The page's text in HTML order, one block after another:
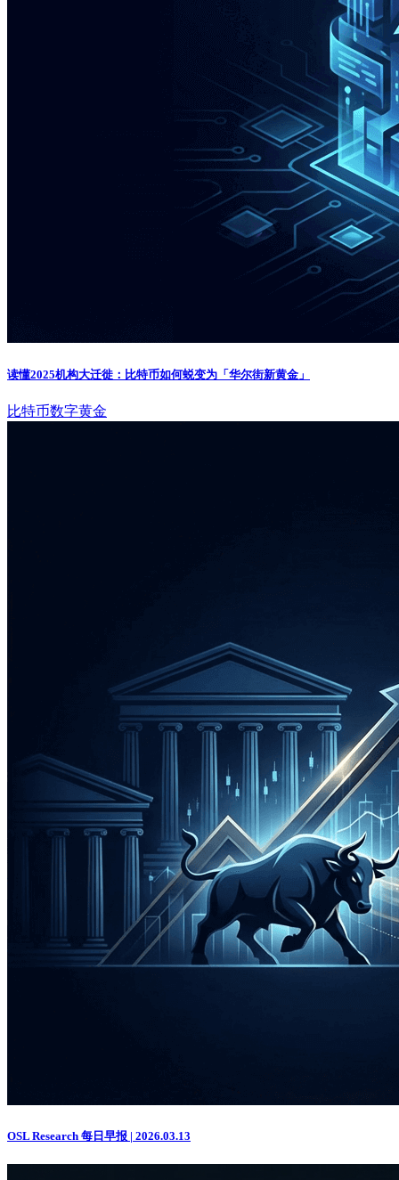
读懂2025机构大迁徙：比特币如何蜕变为「华尔街新黄金」
比特币数字黄金
OSL Research 每日早报 | 2026.03.13